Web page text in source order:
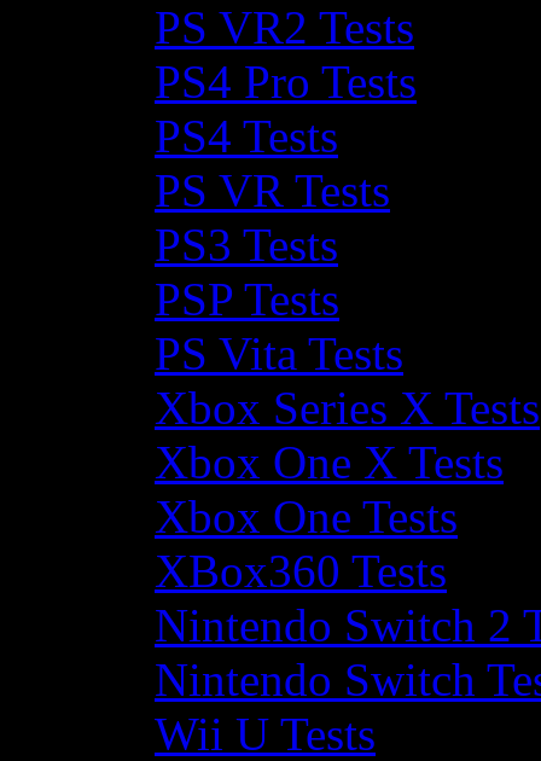
PS VR2 Tests
PS4 Pro Tests
PS4 Tests
PS VR Tests
PS3 Tests
PSP Tests
PS Vita Tests
Xbox Series X Tests
Xbox One X Tests
Xbox One Tests
XBox360 Tests
Nintendo Switch 2
Nintendo Switch
Wii U Tests